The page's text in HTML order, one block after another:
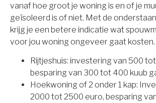
vanaf hoe groot je woning is en of je
geïsoleerd is of niet. Met de
krijg je een betere indicatie wat
voor jou woning ongeveer gaat kosten.
Rijtjeshuis: investering van 500
besparing van 300 tot 400 kuub
Hoekwoning of 2 onder 1 kap:
2000 tot 2500 euro, besparing